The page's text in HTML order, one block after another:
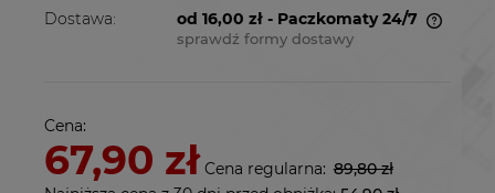
Dostawa:
od 16,00 zł - Paczkomaty 24/7
Cena nie zawiera ewentualnych kosztów
sprawdź formy dostawy
Cena:
67,90 zł Cena regularna: 89,80 zł